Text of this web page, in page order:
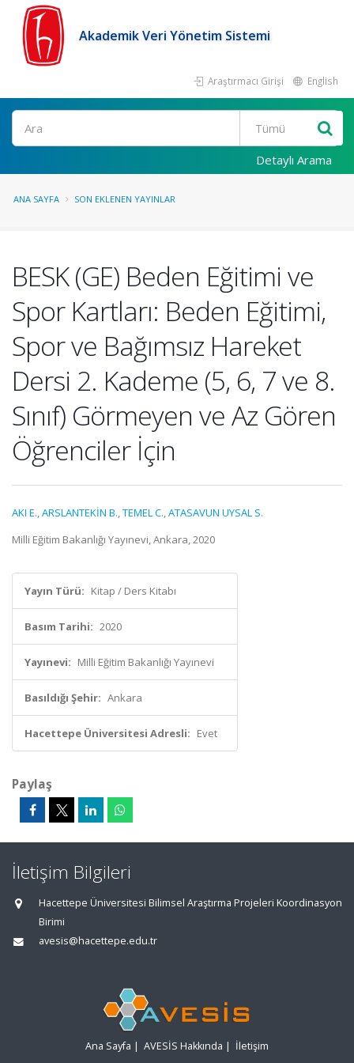
Akademik Veri Yönetim Sistemi
Araştırmacı Girişi English
Ara
Detaylı Arama
ANA SAYFA SON EKLENEN YAYINLAR
BESK (GE) Beden Eğitimi ve
Spor Kartları: Beden Eğitimi,
Spor ve Bağımsız Hareket
Dersi 2. Kademe (5, 6, 7 ve 8.
Sınıf) Görmeyen ve Az Gören
Öğrenciler İçin
AKI E.,ARSLANTEKİN B.,TEMEL C.,ATASAVUN UYSAL S.
Milli Eğitim Bakanlığı Yayınevi, Ankara, 2020
Yayın Türü: Kitap / Ders Kitabı
Basım Tarihi: 2020
Yayınevi: Milli Eğitim Bakanlığı Yayınevi
Basıldığı Şehir: Ankara
Hacettepe Üniversitesi Adresli: Evet
Paylaş
İletişim Bilgileri
Hacettepe Üniversitesi Bilimsel Araştırma Projeleri Koordinasyon
Birimi
avesis@hacettepe.edu.tr
Ana Sayfa | AVESİS Hakkında | İletişim